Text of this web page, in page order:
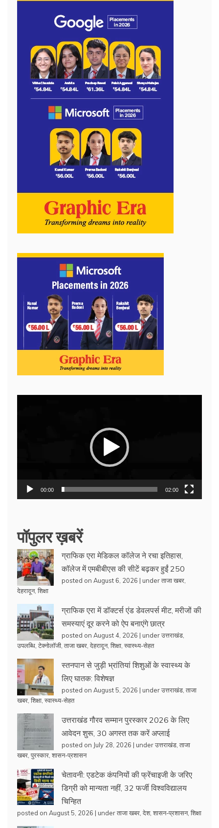
00:00 02:00
पॉपुलर ख़बरें
ग्राफिक एरा मेडिकल कॉलेज ने रचा इतिहास,
कॉलेज में एमबीबीएस की सीटें बढ़कर हुईं 250
posted on August 6, 2026 | underताजा खबर
देहरादून, शिक्षा
ग्राफिक एरा में डॉक्टर्स एंड डेवलपर्स मीट, मरीजों की
समस्याएं दूर करने को ऐप बनाएंगे छात्र
posted on August 4, 2026 | underउत्तराखंड
उपलब्धि टेक्नोलॉजी ताजा खबर देहरादून, शिक्षा स्वास्थ्य-सेहत
स्तनपान से जुड़ी भ्रांतियां शिशुओं के स्वास्थ्य के
लिए घातक: विशेषज्ञ
posted on August 5, 2026 | underउत्तराखंड ताजा
खबर शिक्षा स्वास्थ्य-सेहत
उत्तराखंड गौरव सम्मान पुरस्कार 2026 के लिए
आवेदन शुरू, 30 अगस्त तक करें अप्लाई
posted on July 28, 2026 | underउत्तराखंड ताजा
खबर पुरस्कार शासन-प्रशासन
चेतावनी: एडटेक कंपनियों की फ्रेंचाइजी के जरिए
डिग्री को मान्यता नहीं, 32 फर्जी विश्वविद्यालय
चिन्हित
posted on August 5, 2026 | underताजा खबर देश, शासन-प्रशासन, शिक्षा